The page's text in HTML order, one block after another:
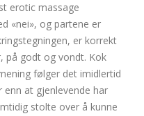
erotic massage
«nei», og partene er
er korrekt
på godt og vondt. Kok
følger det imidlertid
at gjenlevende har
stolte over å kunne